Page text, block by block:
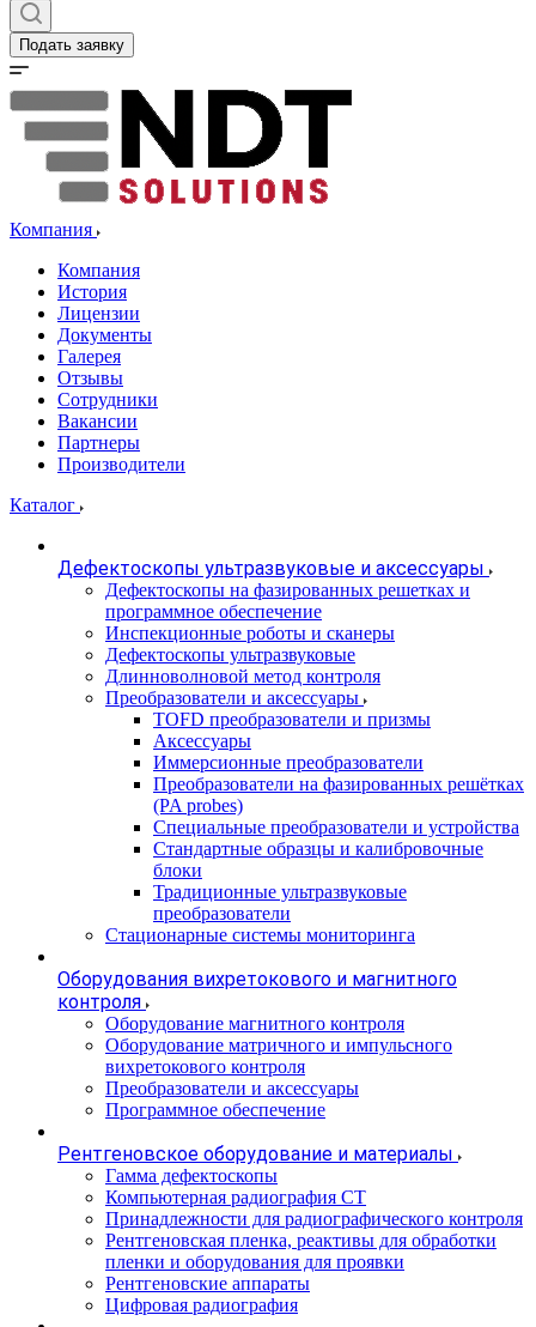
Подать заявку
Компания
Компания
История
Лицензии
Документы
Галерея
Отзывы
Сотрудники
Вакансии
Партнеры
Производители
Каталог
Дефектоскопы ультразвуковые и аксессуары
Дефектоскопы на фазированных решетках и
программное обеспечение
Инспекционные роботы и сканеры
Дефектоскопы ультразвуковые
Длинноволновой метод контроля
Преобразователи и аксессуары
TOFD преобразователи и призмы
Аксессуары
Иммерсионные преобразователи
Преобразователи на фазированных решётках
(PA probes)
Специальные преобразователи и устройства
Стандартные образцы и калибровочные
блоки
Традиционные ультразвуковые
преобразователи
Стационарные системы мониторинга
Оборудования вихретокового и магнитного
контроля
Оборудование магнитного контроля
Оборудование матричного и импульсного
вихретокового контроля
Преобразователи и аксессуары
Программное обеспечение
Рентгеновское оборудование и материалы
Гамма дефектоскопы
Компьютерная радиография CT
Принадлежности для радиографического контроля
Рентгеновская пленка, реактивы для обработки
пленки и оборудования для проявки
Рентгеновские аппараты
Цифровая радиография